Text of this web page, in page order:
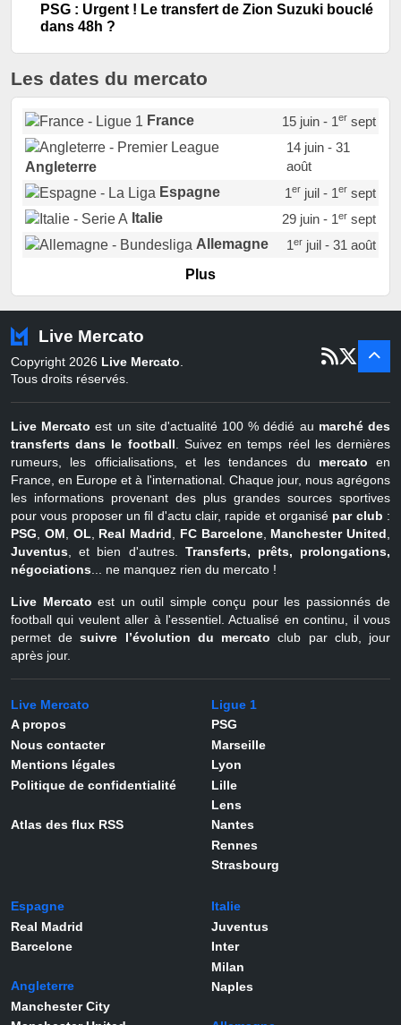
PSG : Urgent ! Le transfert de Zion Suzuki bouclé
dans 48h ?
Les dates du mercato
France 15 juin - 1ersept
Angleterre
14 juin - 31
août
Espagne
1erjuil - 1ersept
Italie
29 juin - 1ersept
Allemagne
1erjuil - 31 août
Portugal
Pays-Bas
22 juin - 2 sept
Belgique
juil - 31
Plus
Live Mercato
Copyright 2026 Live Mercato
Tous droits réservés.
Live Mercato est un site d'actualité 100 % dédié au marché des
transferts dans le football . Suivez en temps réel les dernières
rumeurs, les officialisations, et les tendances du mercato en
France, en Europe et à l'international. Chaque jour, nous agrégons
les informations provenant des plus grandes sources sportives
pour vous proposer un fil d'actu clair, rapide et organisé par club :
PSG
OM OL Real Madrid FC Barcelone, Manchester United
Juventus , et bien d'autres. Transferts, prêts, prolongations,
négociations ... ne manquez rien du mercato !
Live Mercato est un outil simple conçu pour les passionnés de
football qui veulent aller à l'essentiel. Actualisé en continu, il vous
permet desuivre l’évolution du mercato club par club, jour
après jour.
Live Mercato
A propos
Nous contacter
Mentions légales
Politique de confidentialité
Atlas des flux RSS
Ligue 1
PSG
Marseille
Lyon
Lille
Lens
Nantes
Rennes
Strasbourg
Espagne
Real Madrid
Barcelone
Angleterre
Manchester City
Italie
Juventus
Inter
Milan
Naples